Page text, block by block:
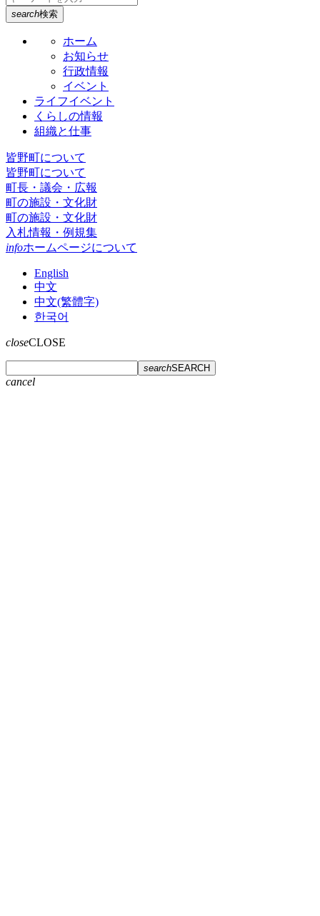
search検索
ホーム
お知らせ
行政情報
イベント
ライフイベント
くらしの情報
組織と仕事
皆野町について
皆野町について
町長・議会・広報
町の施設・文化財
町の施設・文化財
入札情報・例規集
infoホームページについて
English
中文
中文(繁體字)
한국어
closeCLOSE
searchSEARCH
cancel